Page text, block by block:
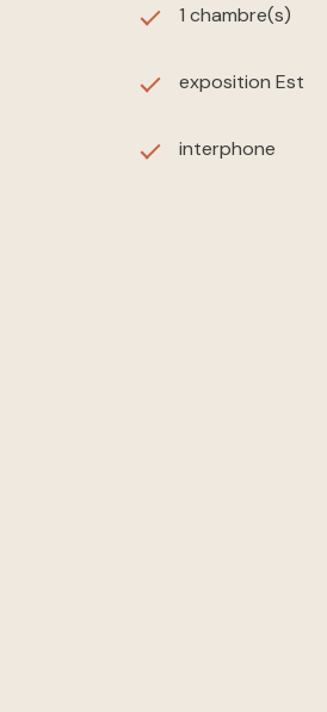
1 chambre(s)
exposition Est
interphone